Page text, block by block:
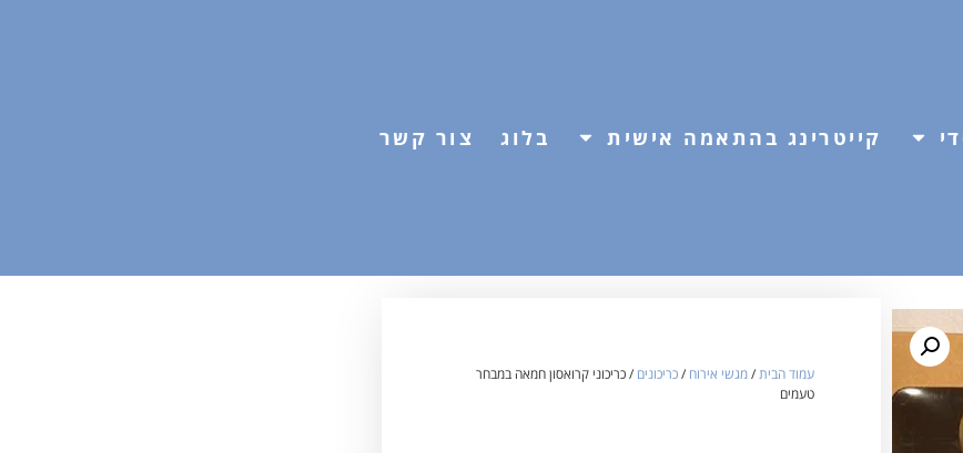
קייטרינג בהתאמה אישית בלוג צור קשר
עמוד הבית/מגשי אירוח /כריכונים / כריכוני קרואסון חמאה במבחר
טעמים